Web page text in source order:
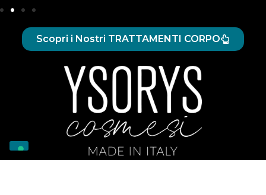
Scopri i Nostri TRATTAMENTI CORPO